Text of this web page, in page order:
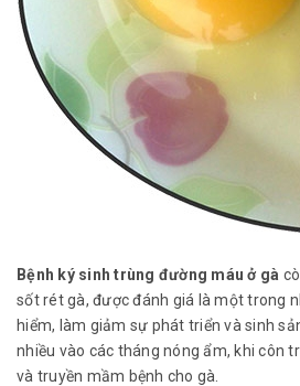
Bệnh ký sinh trùng đường máu ở gà
sốt rét gà, được đánh giá là một trong
hiểm, làm giảm sự phát triển và sinh
nhiều vào các tháng nóng ẩm, khi côn
và truyền mầm bệnh cho gà.